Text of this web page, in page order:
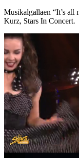
Musikalgallaen “It’s all
Kurz, Stars In Concert.